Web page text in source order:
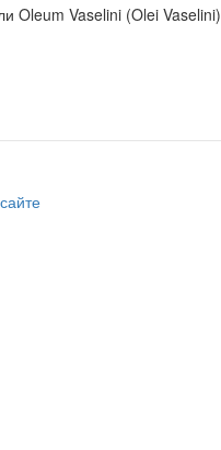
Oleum Vaselini (Olei Vaselini)